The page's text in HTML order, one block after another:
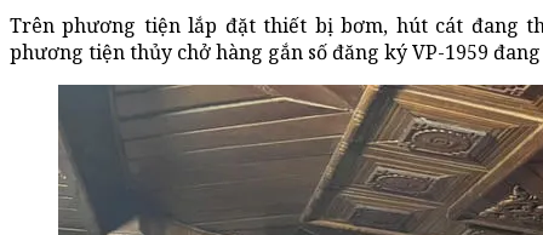
Trên phương tiện lắp đặt thiết bị bơm, hút cát đang
phương tiện thủy chở hàng gắn số đăng ký VP-1959